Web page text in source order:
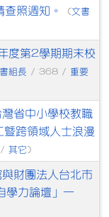
照週知。
(文書
度第2學期期末校
組長 / 368 / 重要
省中小學校教職
暨跨領域人士浪漫
其它 )
財團法人台北市
學力論壇」一